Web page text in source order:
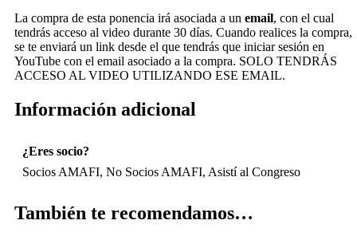
La compra de esta ponencia irá asociada a un email, con el cual
tendrás acceso al video durante 30 días. Cuando realices la compra,
se te enviará un link desde el que tendrás que iniciar sesión en
YouTube con el email asociado a la compra. SOLO TENDRÁS
ACCESO AL VIDEO UTILIZANDO ESE EMAIL.
Información adicional
¿Eres socio?
Socios AMAFI, No Socios AMAFI, Asistí al Congreso
También te recomendamos…